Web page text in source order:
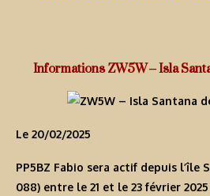
Informations ZW5W – Isla
Le 20/02/2025
PP5BZ Fabio sera actif depuis l’île
088) entre le 21 et le 23 février